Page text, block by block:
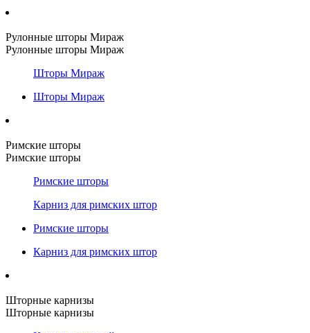
Рулонные шторы Мираж
Рулонные шторы Мираж
Шторы Мираж
Шторы Мираж
Римские шторы
Римские шторы
Римские шторы
Карниз для римских штор
Римские шторы
Карниз для римских штор
Шторные карнизы
Шторные карнизы